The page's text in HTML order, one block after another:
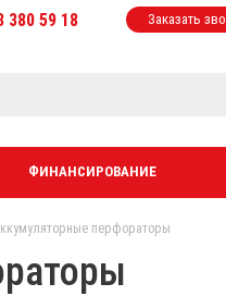
380 59 18 Заказать
ФИНАНСИРОВАНИЕ
перфораторы